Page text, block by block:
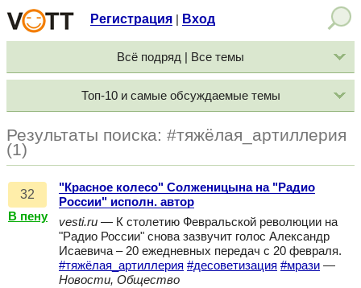
Регистрация Вход
Всё подряд | Все темы
Топ-10 и самые обсуждаемые темы
Результаты поиска: #тяжёлая_артиллерия
(1)
32
В пену
"Красное колесо" Солженицына на "Радио
России" исполн. автор
vesti.ru — К столетию Февральской революции на
"Радио России" снова зазвучит голос Александр
Исаевича – 20 ежедневных передач с 20 февраля.
#тяжёлая_артиллерия #десоветизация #мрази —
Новости, Общество